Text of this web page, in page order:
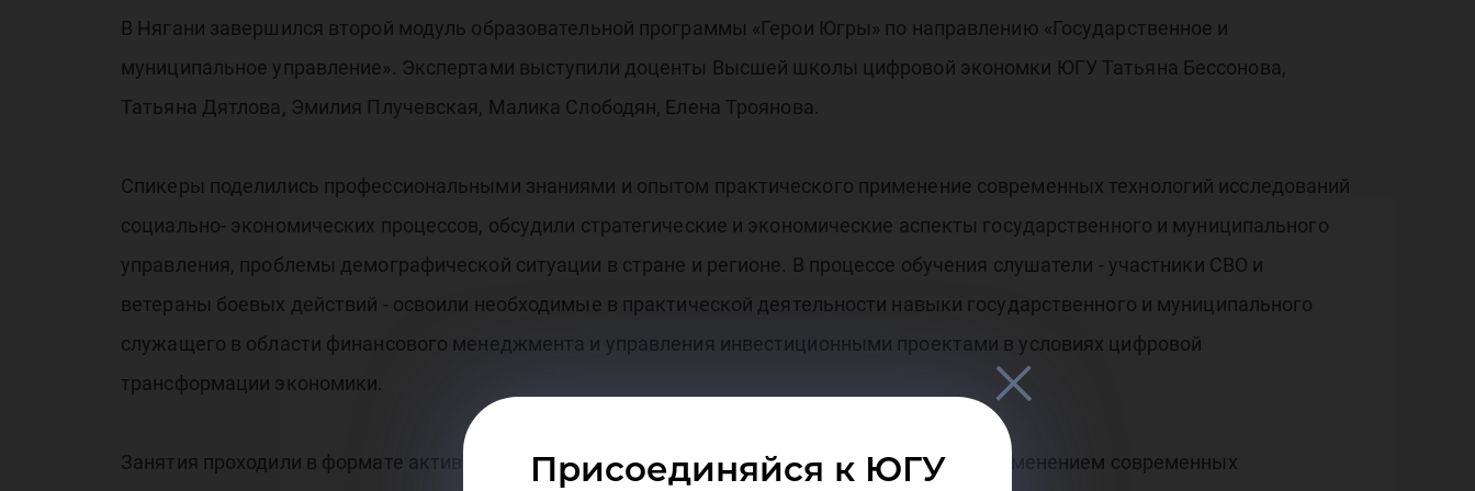
Присоединяйся к ЮГУ
В Нягани завершился второй модуль образовательной программы «Герои Югры» по направлению «Государственное и
муниципальное управление». Экспертами выступили доценты Высшей школы цифровой экономки ЮГУ Татьяна Бессонова,
Татьяна Дятлова, Эмилия Плучевская, Малика Слободян, Елена Троянова.
Спикеры поделились профессиональными знаниями и опытом практического применение современных технологий исследований
социально- экономических процессов, обсудили стратегические и экономические аспекты государственного и муниципального
управления, проблемы демографической ситуации в стране и регионе. В процессе обучения слушатели - участники СВО и
ветераны боевых действий - освоили необходимые в практической деятельности навыки государственного и муниципального
служащего в области финансового менеджмента и управления инвестиционными проектами в условиях цифровой
трансформации экономики.
Занятия проходили в формате активного взаимодействия преподавателей и слушателей, с применением современных